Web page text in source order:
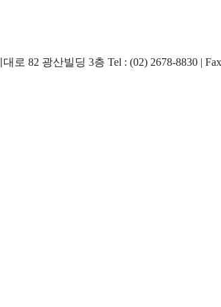
82 광산빌딩 3층 Tel : (02) 2678-8830 | Fax